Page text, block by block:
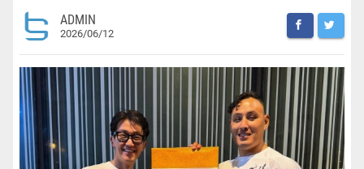
ADMIN
2026/06/12